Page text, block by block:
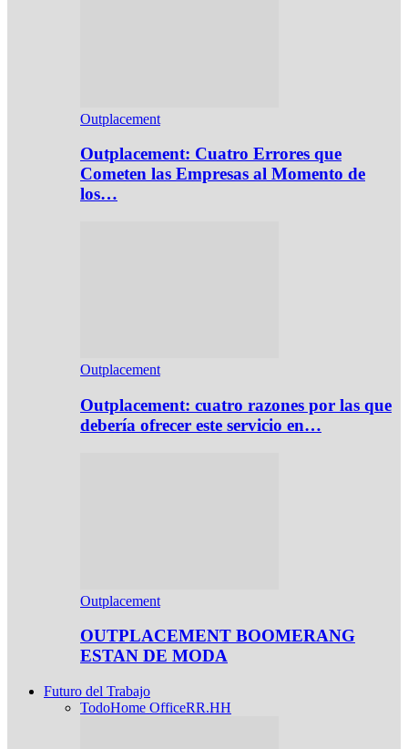
Outplacement
Outplacement: Cuatro Errores que
Cometen las Empresas al Momento de
los…
Outplacement
Outplacement: cuatro razones por las que
debería ofrecer este servicio en…
Outplacement
OUTPLACEMENT BOOMERANG
ESTAN DE MODA
Futuro del Trabajo
TodoHome OfficeRR.HH